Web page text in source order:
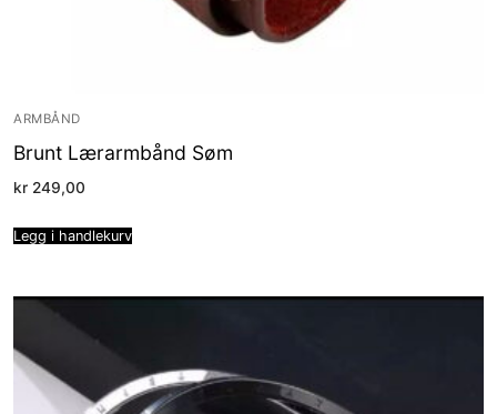
ARMBÅND
Brunt Lærarmbånd Søm
kr 249,00
Legg i handlekurv